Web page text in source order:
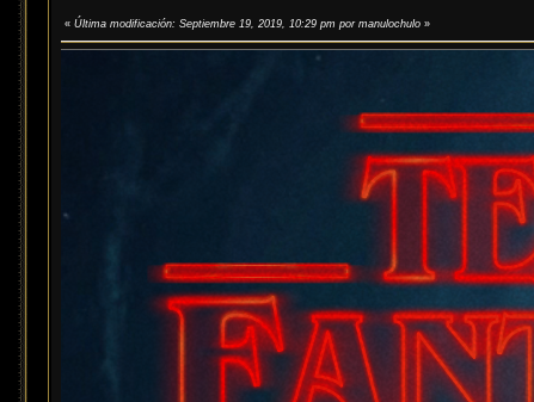
« Última modificación: Septiembre 19, 2019, 10:29 pm por manulochulo »